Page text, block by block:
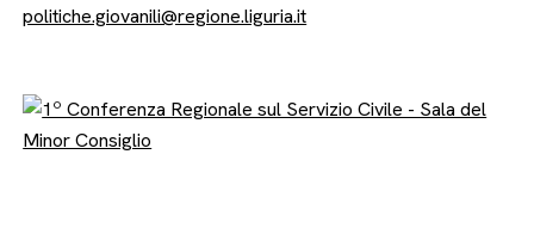
politiche.giovanili@regione.liguria.it